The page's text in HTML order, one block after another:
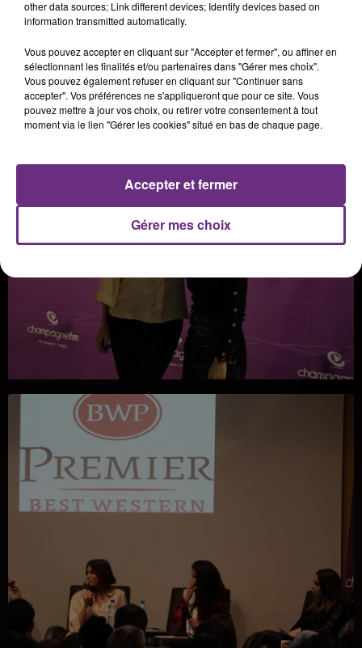
other data sources; Link different devices; Identify devices based on
information transmitted automatically.
Vous pouvez accepter en cliquant sur "Accepter et fermer", ou affiner en
sélectionnant les finalités et/ou partenaires dans "Gérer mes choix".
Vous pouvez également refuser en cliquant sur "Continuer sans
accepter". Vos préférences ne s'appliqueront que pour ce site. Vous
pouvez mettre à jour vos choix, ou retirer votre consentement à tout
moment via le lien "Gérer les cookies" situé en bas de chaque page.
Gérer mes choix
Accepter et fermer